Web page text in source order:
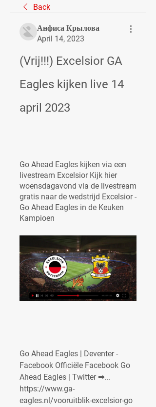
Back
Анфиса Крылова
April 14, 2023
(Vrij!!!) Excelsior GA
Eagles kijken live 14
april 2023
Go Ahead Eagles kijken via een
livestream Excelsior Kijk hier
woensdagavond via de livestream
gratis naar de wedstrijd Excelsior -
Go Ahead Eagles in de Keuken
Kampioen
Go Ahead Eagles | Deventer -
Facebook Officiële Facebook Go
Ahead Eagles | Twitter ➟...
https://www.ga-
eagles.nl/vooruitblik-excelsior-go